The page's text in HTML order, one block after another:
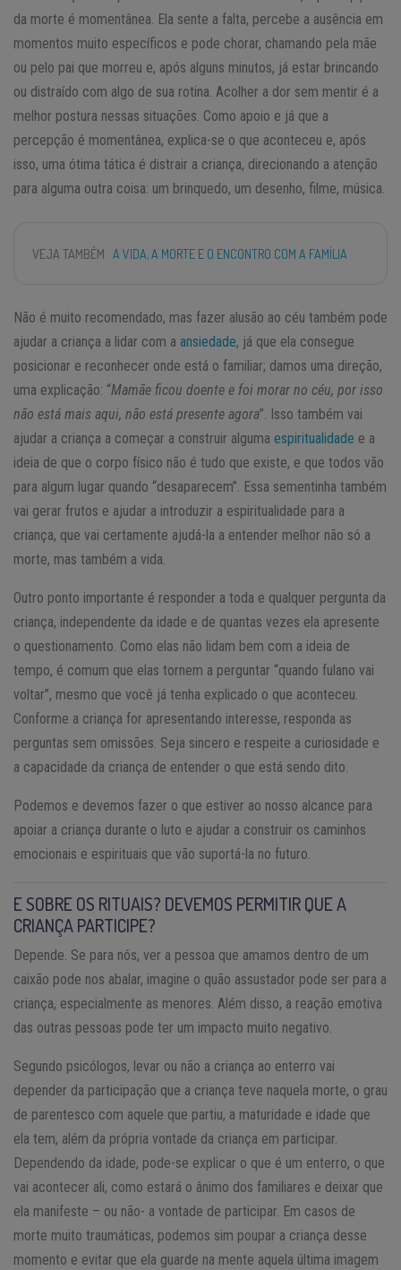
da morte é momentânea. Ela sente a falta, percebe a ausência em
momentos muito específicos e pode chorar, chamando pela mãe
ou pelo pai que morreu e, após alguns minutos, já estar brincando
ou distraído com algo de sua rotina. Acolher a dor sem mentir é a
melhor postura nessas situações. Como apoio e já que a
percepção é momentânea, explica-se o que aconteceu e, após
isso, uma ótima tática é distrair a criança, direcionando a atenção
para alguma outra coisa: um brinquedo, um desenho, filme, música.
VEJA TAMBÉM A VIDA, A MORTE E O ENCONTRO COM A FAMÍLIA
Não é muito recomendado, mas fazer alusão ao céu também pode
ajudar a criança a lidar com a ansiedade, já que ela consegue
posicionar e reconhecer onde está o familiar; damos uma direção,
uma explicação: “Mamãe ficou doente e foi morar no céu, por isso
não está mais aqui, não está presente agora”. Isso também vai
ajudar a criança a começar a construir alguma espiritualidade e a
ideia de que o corpo físico não é tudo que existe, e que todos vão
para algum lugar quando “desaparecem”. Essa sementinha também
vai gerar frutos e ajudar a introduzir a espiritualidade para a
criança, que vai certamente ajudá-la a entender melhor não só a
morte, mas também a vida.
Outro ponto importante é responder a toda e qualquer pergunta da
criança, independente da idade e de quantas vezes ela apresente
o questionamento. Como elas não lidam bem com a ideia de
tempo, é comum que elas tornem a perguntar “quando fulano vai
voltar”, mesmo que você já tenha explicado o que aconteceu.
Conforme a criança for apresentando interesse, responda as
perguntas sem omissões. Seja sincero e respeite a curiosidade e
a capacidade da criança de entender o que está sendo dito.
Podemos e devemos fazer o que estiver ao nosso alcance para
apoiar a criança durante o luto e ajudar a construir os caminhos
emocionais e espirituais que vão suportá-la no futuro.
E SOBRE OS RITUAIS? DEVEMOS PERMITIR QUE A
CRIANÇA PARTICIPE?
Depende. Se para nós, ver a pessoa que amamos dentro de um
caixão pode nos abalar, imagine o quão assustador pode ser para a
criança, especialmente as menores. Além disso, a reação emotiva
das outras pessoas pode ter um impacto muito negativo.
Segundo psicólogos, levar ou não a criança ao enterro vai
depender da participação que a criança teve naquela morte, o grau
de parentesco com aquele que partiu, a maturidade e idade que
ela tem, além da própria vontade da criança em participar.
Dependendo da idade, pode-se explicar o que é um enterro, o que
vai acontecer ali, como estará o ânimo dos familiares e deixar que
ela manifeste – ou não- a vontade de participar. Em casos de
morte muito traumáticas, podemos sim poupar a criança desse
momento e evitar que ela guarde na mente aquela última imagem